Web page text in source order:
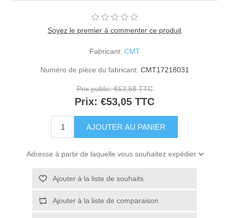
Soyez le premier à commenter ce produit
Fabricant: CMT
Numéro de pièce du fabricant: CMT17218031
Prix public: €63,58 TTC
Prix: €53,05 TTC
Adresse à partir de laquelle vous souhaitez expédier